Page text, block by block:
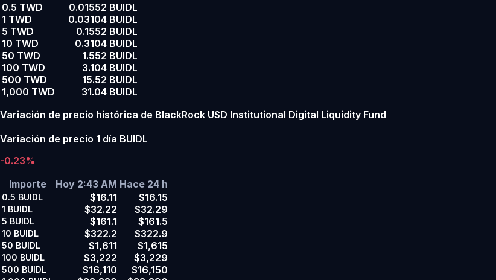
0.5 TWD
0.01552 BUIDL
1 TWD
0.03104 BUIDL
5 TWD
0.1552 BUIDL
10 TWD
0.3104 BUIDL
50 TWD
1.552 BUIDL
100 TWD
3.104 BUIDL
500 TWD
15.52 BUIDL
1,000 TWD
31.04 BUIDL
Variación de precio histórica de BlackRock USD Institutional Digital Liquidity Fund
Variación de precio 1 día BUIDL
-0.23%
Importe
Hoy 2:43 AM Hace 24 h
0.5 BUIDL $16.11 $16.15
1 BUIDL $32.22 $32.29
5 BUIDL $161.1 $161.5
10 BUIDL $322.2 $322.9
50 BUIDL $1,611 $1,615
100 BUIDL $3,222 $3,229
500 BUIDL $16,110 $16,150